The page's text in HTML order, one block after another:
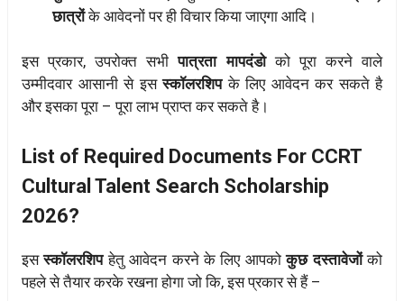
छात्रोंके आवेदनों पर ही विचार किया जाएगा आदि।
इस प्रकार, उपरोक्त सभीपात्रता मापदंडोको पूरा करने वाले
उम्मीदवार आसानी से इसस्कॉलरशिपके लिए आवेदन कर सकते है
और इसका पूरा – पूरा लाभ प्राप्त कर सकते है।
List of Required Documents For CCRT
Cultural Talent Search Scholarship
2026?
इसस्कॉलरशिपहेतु आवेदन करने के लिए आपकोकुछ दस्तावेजोंको
पहले से तैयार करके रखना होगा जो कि, इस प्रकार से हैं –